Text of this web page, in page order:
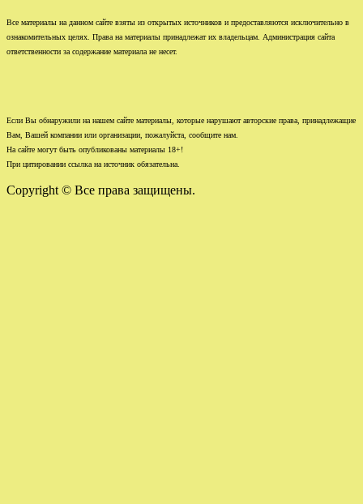
Все материалы на данном сайте взяты из открытых источников и предоставляются исключительно в
ознакомительных целях. Права на материалы принадлежат их владельцам. Администрация сайта
ответственности за содержание материала не несет.
Если Вы обнаружили на нашем сайте материалы, которые нарушают авторские права, принадлежащие
Вам, Вашей компании или организации, пожалуйста, сообщите нам.
На сайте могут быть опубликованы материалы 18+!
При цитировании ссылка на источник обязательна.
Copyright © Все права защищены.